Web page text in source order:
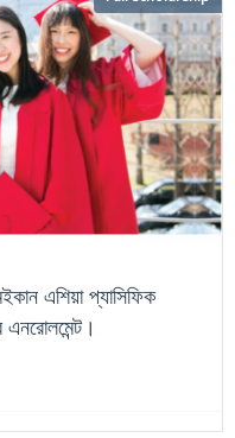
এশিয়া প্যাসিফিক
এনরোলমেন্ট।